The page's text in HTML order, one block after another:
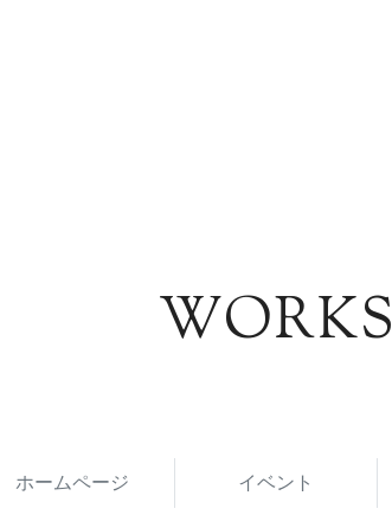
WORKS
ホームページ イベント